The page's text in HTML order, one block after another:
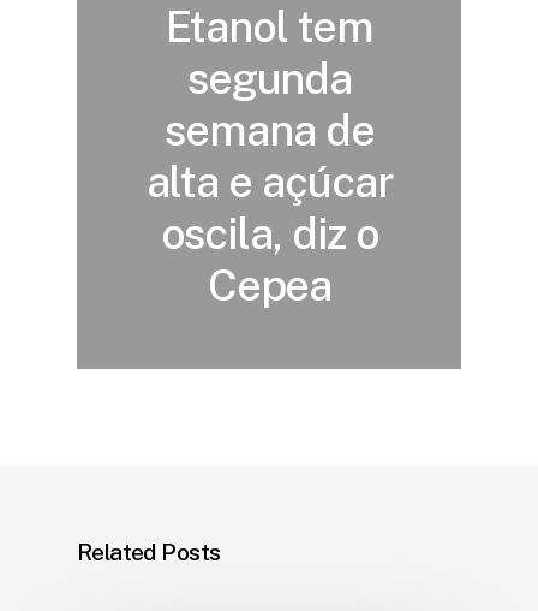
Etanol tem
segunda
semana de
alta e açúcar
oscila, diz o
Cepea
Related Posts